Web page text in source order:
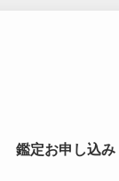
水
鑑定お申し込み